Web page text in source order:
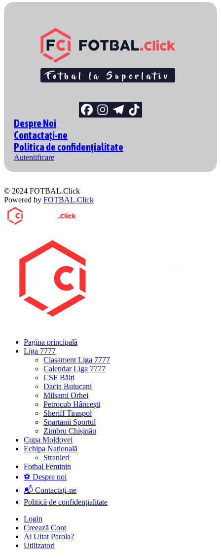
Despre Noi
Contactați-ne
Politica de confidențialitate
Autentificare
© 2024 FOTBAL.Click
Powered by FOTBAL.Click
Pagina principală
Liga 7777
Clasament Liga 7777
Calendar Liga 7777
CSF Bălți
Dacia Buiucani
Milsami Orhei
Petrocub Hâncești
Sheriff Tiraspol
Spartanii Sportul
Zimbru Chișinău
Cupa Moldovei
Echipa Națională
Stranieri
Fotbal Feminin
⚽ Despre noi
📬 Contactați-ne
Politică de confidențialitate
Login
Creează Cont
Ai Uitat Parola?
Utilizatori